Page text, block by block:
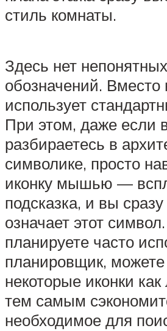
стиль комнаты.
Здесь нет
обозначений. Вместо
использует
При этом, даже если
разбираетесь в
символике, просто
иконку мышью —
подсказка, и вы
означает этот
планируете часто
планировщик,
некоторые иконки
тем самым
необходимое для